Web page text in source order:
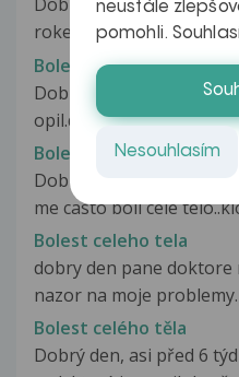
Dobrý den, pane
rokem se mi prořezal
Bolest celého těla
Dobry den cca mesic
opil.druhy den
Bolest celeho tela
Dobry den, Mam uz
me casto boli cele
Bolest celeho tela
dobry den pane doktore
nazor na moje
Bolest celého těla
Dobrý den, asi před 6
neustále
pomohli.
Nesouhlasím